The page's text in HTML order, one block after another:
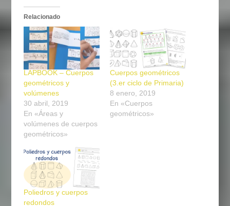
Relacionado
LAPBOOK – Cuerpos
geométricos y
volúmenes
30 abril, 2019
En «Áreas y
volúmenes de cuerpos
geométricos»
Cuerpos geométricos
(3.er ciclo de Primaria)
8 enero, 2019
En «Cuerpos
geométricos»
Poliedros y cuerpos
redondos